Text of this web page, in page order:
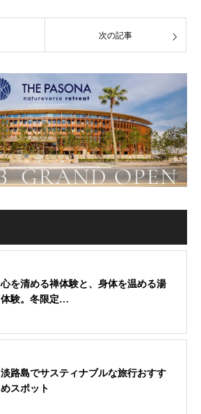
次の記事
心を清める禅体験と、身体を温める湯
体験。冬限定…
淡路島でサスティナブルな旅行おすす
めスポット